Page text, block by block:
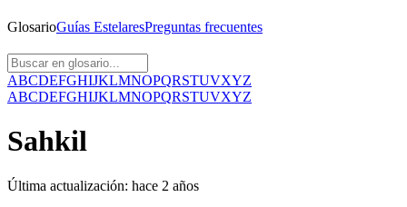
GlosarioGuías EstelaresPreguntas frecuentes
ABCDEFGHIJKLMNOPQRSTUVXYZ
ABCDEFGHIJKLMNOPQRSTUVXYZ
Sahkil
Última actualización: hace 2 años